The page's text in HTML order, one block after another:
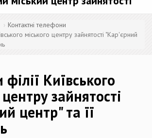
Контактні телефони
міського центру зайнятості "Кар'єрний
Київського
зайнятості
центр" та її